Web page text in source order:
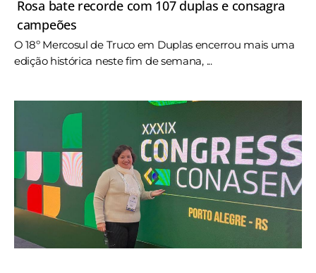
Rosa bate recorde com 107 duplas e consagra
campeões
O 18º Mercosul de Truco em Duplas encerrou mais uma
edição histórica neste fim de semana, ...